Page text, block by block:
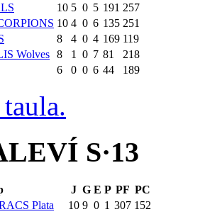
10 5 0 5 191 257
10 4 0 6 135 251
8 4 0 4 169 119
Wolves 8 1 0 7 81
218
6 0 0 6 44 189
S·13
J G E P PF PC
Plata
10 9 0 1 307 152